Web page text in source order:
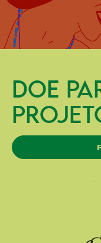
DOE